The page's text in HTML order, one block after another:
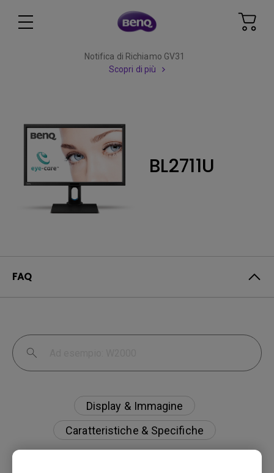
Notifica di Richiamo GV31
Scopri di più
BL2711U
FAQ
Display & Immagine
Caratteristiche & Specifiche